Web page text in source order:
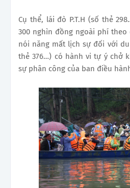
Cụ thể, lái đò P.T.H (số thẻ
300 nghìn đồng ngoài phí
nói năng mất lịch sự đối với du
thẻ 376…) có hành vi tự ý chở
sự phân công của ban điều